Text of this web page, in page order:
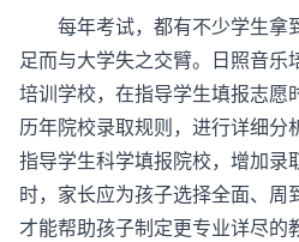
每年考试，都有不少学生拿
足而与大学失之交臂。日照音乐
培训学校，在指导学生填报志愿
历年院校录取规则，进行详细分
指导学生科学填报院校，增加录
时，家长应为孩子选择全面、周
才能帮助孩子制定更专业详尽的